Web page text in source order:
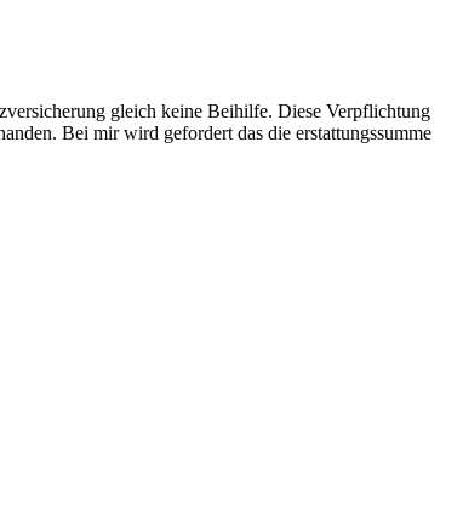
gleich keine Beihilfe. Diese Verpflichtung
Bei mir wird gefordert das die erstattungssumme